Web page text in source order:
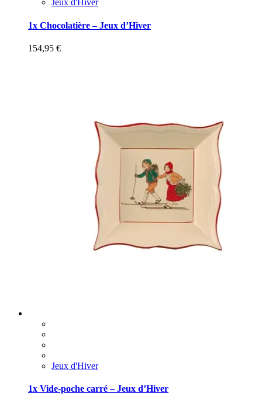
Jeux d'Hiver
1x Chocolatière – Jeux d’Hiver
154,95 €
Jeux d'Hiver
1x Vide-poche carré – Jeux d’Hiver